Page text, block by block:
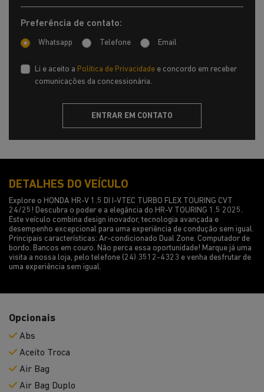
Preferência de contato:
Whatsapp Telefone Email
Li e aceito a Política de Privacidade e concordo em receber
comunicações da concessionária.
ENTRAR EM CONTATO
DETALHES DO VEÍCULO
Explore o HONDA HR-V 1.5 DI I-VTEC TURBO FLEX TOURING CVT
24/25! Descubra o poder e a elegância do HR-V TOURING 1.5 2025.
Este veículo combina design inovador, tecnologia avançada e
desempenho excepcional para uma experiência de condução sem igual.
Principais características: Ar-condicionado Dual Zone. Computador de
bordo. Bancos em couro. Não perca essa oportunidade! Marque já uma
visita a nossa loja, pelo telefone (24) 3512-4323 e venha desfrutar de
uma experiência sem igual.
Opcionais
Abs
Aceito Troca
Air Bag
Air Bag Duplo